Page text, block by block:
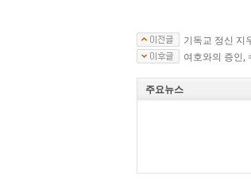
기독교 정신 지
여호와의 증인,
주요뉴스